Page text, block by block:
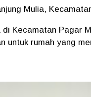
Mulia,
Kecamatan Pagar
untuk rumah yang